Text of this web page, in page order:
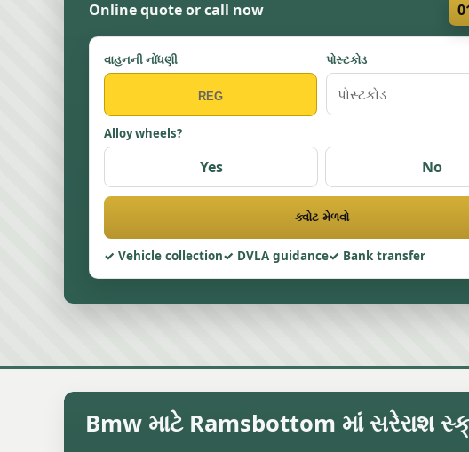
Online quote or call now
વાહનની નોંધણી પોસ્ટકોડ
Alloy wheels?
Yes No
ક્વોટ મેળવો
Vehicle collection DVLA guidance Bank transfer
Bmw માટે Ramsbottom માં સરેરાશ